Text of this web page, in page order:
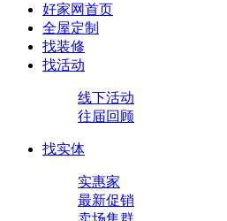
好家网首页
全屋定制
找装修
找活动
线下活动
往届回顾
找实体
实惠家
最新促销